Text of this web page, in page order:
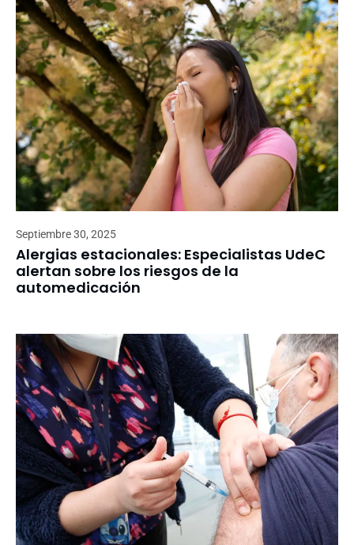
Septiembre 30, 2025
Alergias estacionales: Especialistas UdeC
alertan sobre los riesgos de la
automedicación